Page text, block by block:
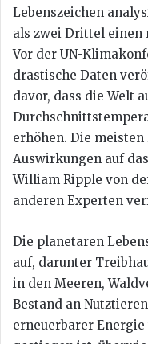
Lebenszeichen
als zwei Drittel einen
Vor der UN-
drastische Daten
davor, dass die Welt
erhöhen. Die
Auswirkungen auf
William Ripple von
anderen Experten
Die planetaren
auf, darunter
in den Meeren,
Bestand an
erneuerbarer